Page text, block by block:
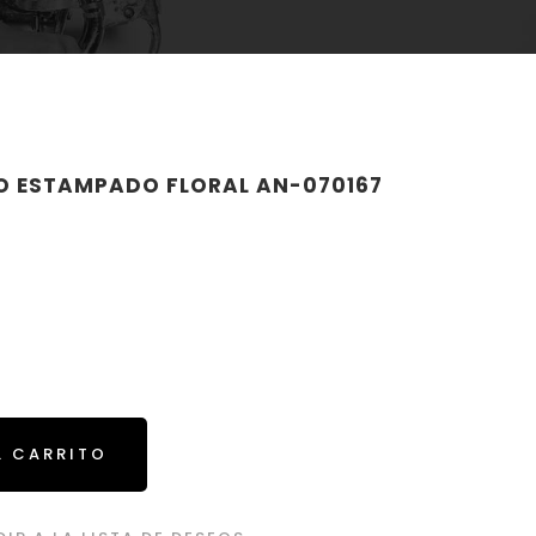
ESTAMPADO FLORAL AN-070167
CARRITO